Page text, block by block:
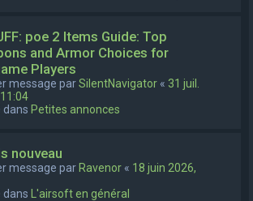
poe 2 Items Guide: Top
and Armor Choices for
Players
message parSilentNavigator « 31 juil.
dans Petites annonces
nouveau
message par Ravenor « 18 juin 2026,
dans
L'airsoft en général